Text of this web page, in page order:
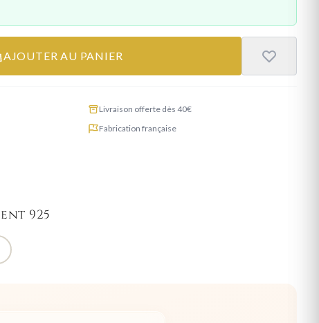
AJOUTER AU PANIER
Livraison offerte dès 40€
Fabrication française
925